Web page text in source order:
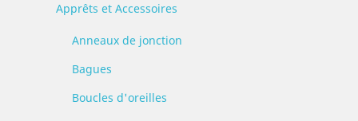
Apprêts et Accessoires
Anneaux de jonction
Bagues
Boucles d'oreilles